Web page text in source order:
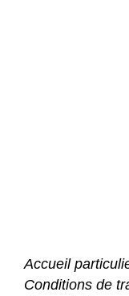
Accueil
Conditions de